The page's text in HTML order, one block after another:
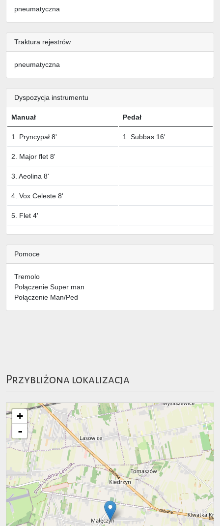
pneumatyczna
Traktura rejestrów
pneumatyczna
Dyspozycja instrumentu
Manuał Pedał
1. Pryncypał 8' 1. Subbas 16'
2. Major flet 8'
3. Aeolina 8'
4. Vox Celeste 8'
5. Flet 4'
Pomoce
Tremolo
Połączenie Super man
Połączenie Man/Ped
Przybliżona lokalizacja
+
-